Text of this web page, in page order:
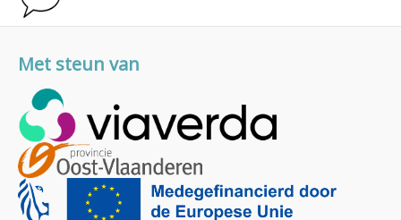
Met steun van